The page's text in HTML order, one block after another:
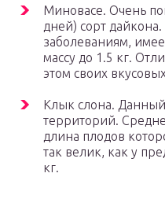
Миновасе. Очень
дней) сорт
заболеваниям,
массу до 1.5 кг.
этом своих
Клык слона.
территорий.
длина плодов
так велик, как у
кг.